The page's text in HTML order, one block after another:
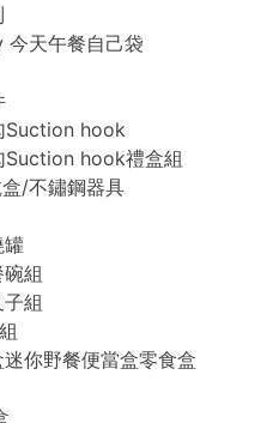
今天午餐自己袋
Suction hook
Suction hook禮盒組
/不鏽鋼器具
罐
組
組
你野餐便當盒零食盒